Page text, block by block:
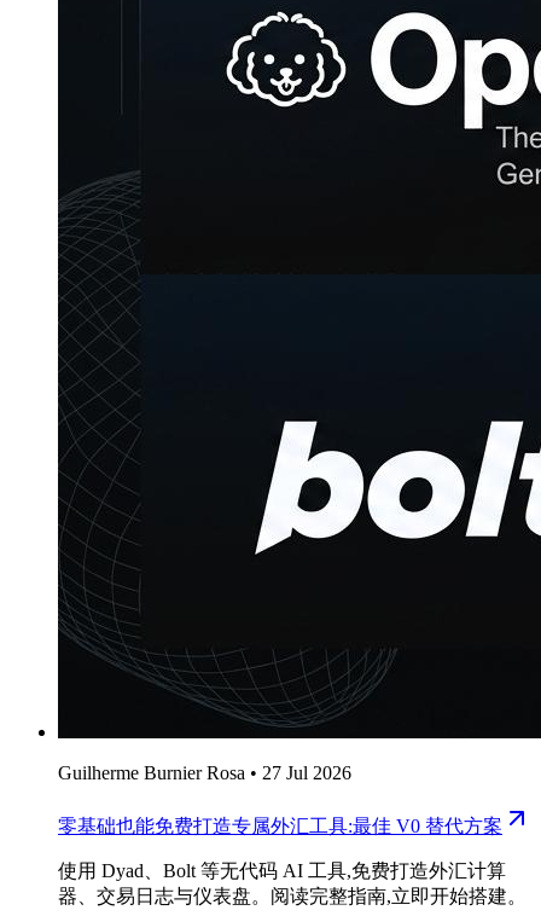
Guilherme Burnier Rosa • 27 Jul 2026
零基础也能免费打造专属外汇工具:最佳 V0 替代方案
使用 Dyad、Bolt 等无代码 AI 工具,免费打造外汇计算
器、交易日志与仪表盘。阅读完整指南,立即开始搭建。